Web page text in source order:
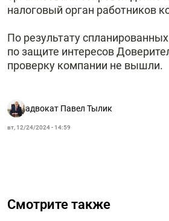
налоговый орган работников
По результату
по защите интересов
проверку компании не вышли.
адвокат Павел Тылик
вт, 12/24/2024 - 14:59
Смотрите также